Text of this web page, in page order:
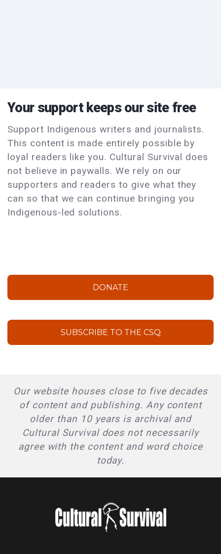
Your support keeps our site free
Support Indigenous writers and journalists.
This content is made entirely possible by
loyal readers like you. Cultural Survival does
not believe in paywalls. We rely on our
supporters and readers to give what they
can so that we can continue bringing you
Indigenous-led solutions.
DONATE
SUBSCRIBE TO THE CSQ
Our website houses close to five decades
of content and publishing. Any content
older than 10 years is archival and
Cultural Survival does not necessarily
agree with the content and word choice
today.